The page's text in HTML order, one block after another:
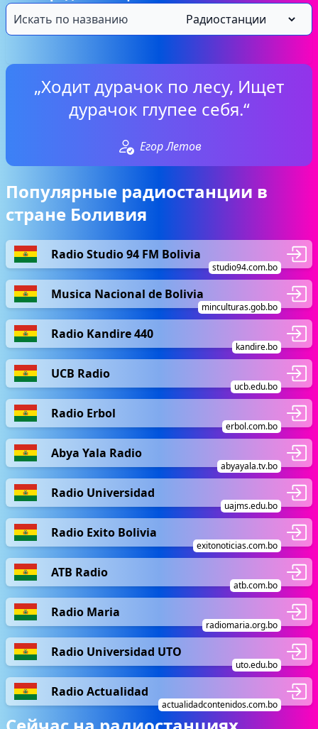
„Ходит дурачок по лесу, Ищет
дурачок глупее себя.“
Егор Летов
Популярные радиостанции в
стране Боливия
Radio Studio 94 FM Bolivia
studio94.com.bo
Musica Nacional de Bolivia
minculturas.gob.bo
Radio Kandire 440
kandire.bo
UCB Radio
ucb.edu.bo
Radio Erbol
erbol.com.bo
Abya Yala Radio
abyayala.tv.bo
Radio Universidad
uajms.edu.bo
Radio Exito Bolivia
exitonoticias.com.bo
ATB Radio
atb.com.bo
Radio Maria
radiomaria.org.bo
Radio Universidad UTO
uto.edu.bo
Radio Actualidad
actualidadcontenidos.com.bo